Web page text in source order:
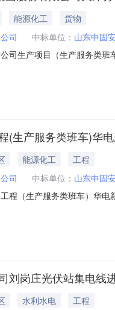
能源化工
货物
司 中标单位： 山东中固
司生产项目（生产服务类
限公司,排序1;（2）投标
(生产服务类班车)华
能源化工
工程
司 中标单位： 山东中固
程（生产服务类班车）华
备检修、维护-所属光伏场
刘岗庄光伏站集电线
水利水电
工程